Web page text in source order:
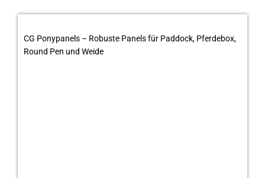
CG Ponypanels – Robuste Panels für Paddock, Pferdebox,
Round Pen und Weide